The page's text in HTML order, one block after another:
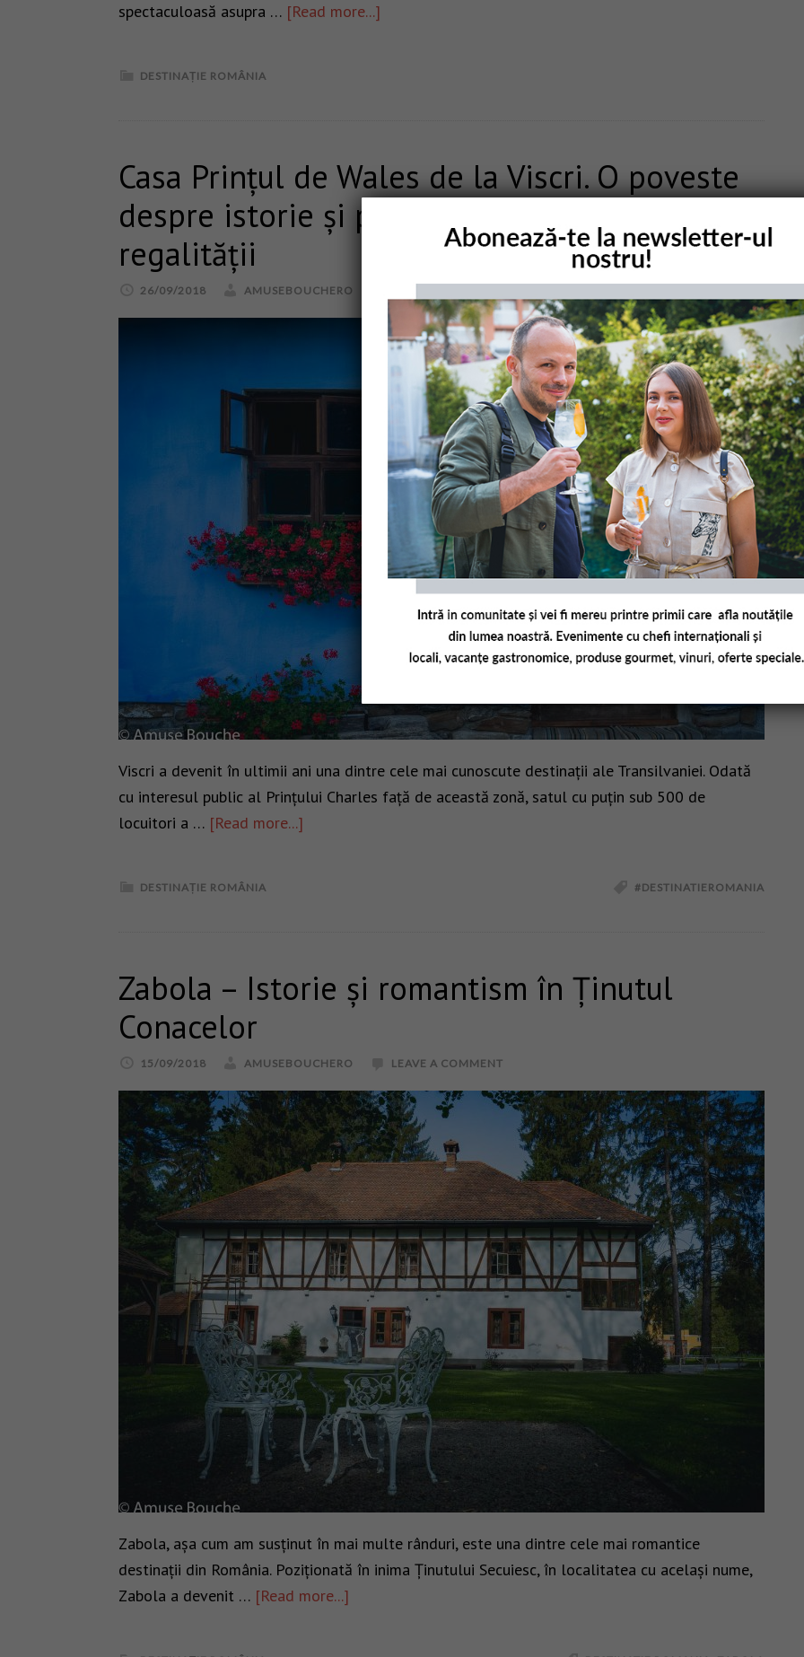
spectaculoasă asupra … [Read more...]
DESTINAȚIE ROMÂNIA
Casa Prințul de Wales de la Viscri. O poveste
despre istorie și patrimoniu prin filtrul
regalității
26/09/2018 AMUSEBOUCHERO
Viscri a devenit în ultimii ani una dintre cele mai cunoscute destinații ale Transilvaniei. Odată
cu interesul public al Prințului Charles față de această zonă, satul cu puțin sub 500 de
locuitori a … [Read more...]
DESTINAȚIE ROMÂNIA #DESTINATIEROMANIA
Zabola – Istorie și romantism în Ținutul
Conacelor
15/09/2018 AMUSEBOUCHERO LEAVE A COMMENT
Zabola, așa cum am susținut în mai multe rânduri, este una dintre cele mai romantice
destinații din România. Poziționată în inima Ținutului Secuiesc, în localitatea cu același nume,
Zabola a devenit … [Read more...]